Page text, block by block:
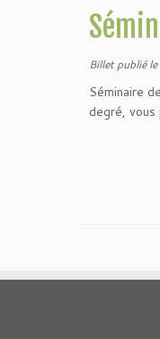
Billet publié le
Séminaire
degré,